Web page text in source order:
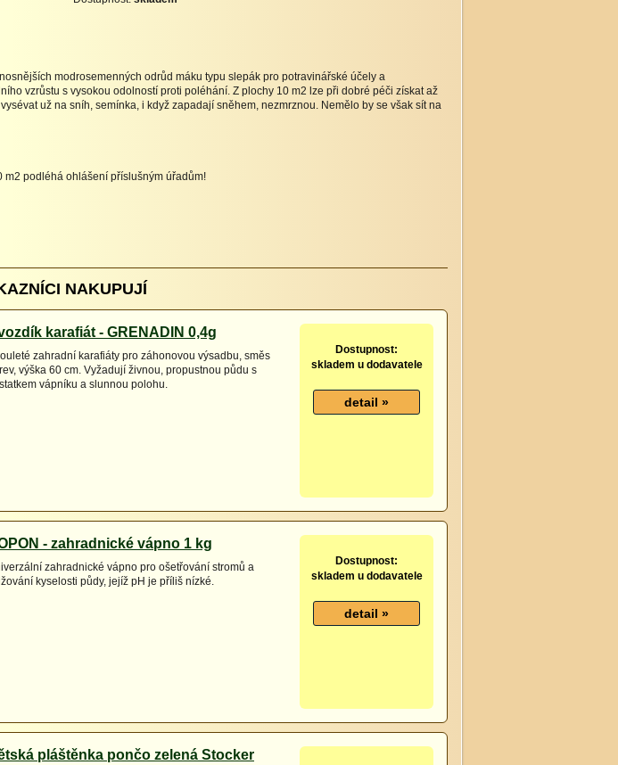
modrosemenných odrůd máku typu slepák pro potravinářské účely a
vzrůstu s vysokou odolností proti poléhání. Z plochy 10 m2 lze při dobré péči získat až
už na sníh, semínka, i když zapadají sněhem, nezmrznou. Nemělo by se však sít na
m2 podléhá ohlášení příslušným úřadům!
NAKUPUJÍ
karafiát - GRENADIN 0,4g
zahradní karafiáty pro záhonovou výsadbu, směs
výška 60 cm. Vyžadují živnou, propustnou půdu s
vápníku a slunnou polohu.
Dostupnost:
skladem u dodavatele
- zahradnické vápno 1 kg
zahradnické vápno pro ošetřování stromů a
kyselosti půdy, jejíž pH je příliš nízké.
Dostupnost:
skladem u dodavatele
pláštěnka pončo zelená Stocker